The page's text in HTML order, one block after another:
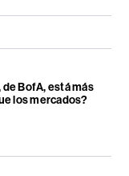
BofA, está más
los mercados?